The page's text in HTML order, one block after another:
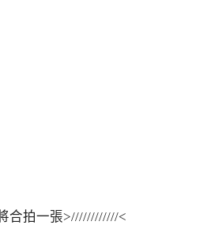
合拍一張>////////////<